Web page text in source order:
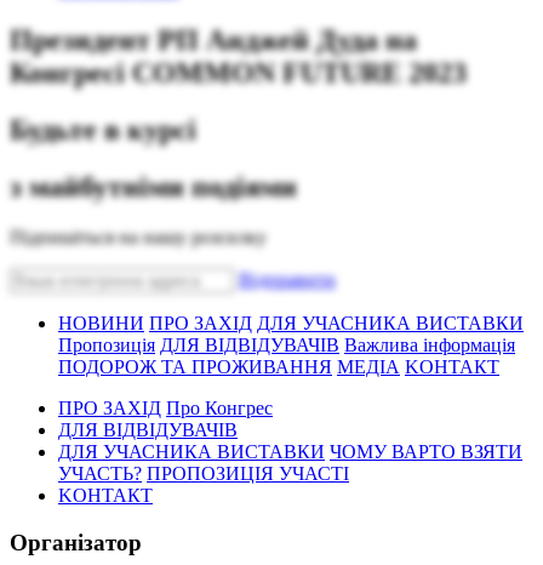
Президент РП Анджей Дуда на
Конгресі COMMON FUTURE 2023
Будьте в курсі
з майбутніми подіями
Підпишіться на нашу розсилку
Bідправити
НОВИНИ ПРО ЗАХІД ДЛЯ УЧАСНИКА ВИСТАВКИ
Пропозиція ДЛЯ ВІДВІДУВАЧІВ Важлива інформація
ПОДОРОЖ ТА ПРОЖИВАННЯ МЕДІА KОНТАКТ
ПРО ЗАХІД Про Конгрес
ДЛЯ ВІДВІДУВАЧІВ
ДЛЯ УЧАСНИКА ВИСТАВКИ ЧОМУ ВАРТО ВЗЯТИ
УЧАСТЬ? ПРОПОЗИЦІЯ УЧАСТІ
KОНТАКТ
Організатор